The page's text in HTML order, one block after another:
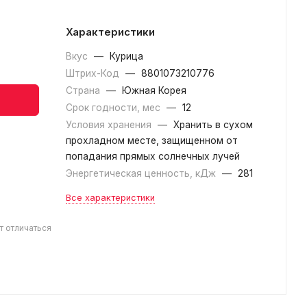
Характеристики
Вкус —
Курица
Штрих-Код
— 8801073210776
Страна
—
Южная Корея
Срок годности, мес
— 12
Условия хранения
— Хранить в сухом
прохладном месте, защищенном от
попадания прямых солнечных лучей
Энергетическая ценность, кДж
— 281
Все характеристики